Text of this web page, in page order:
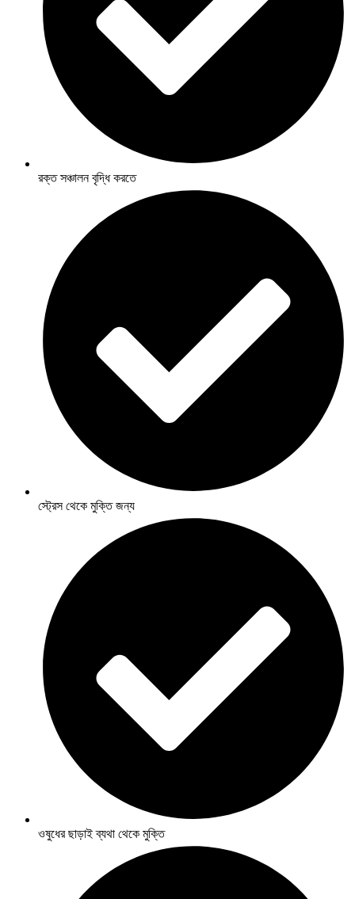
রক্ত সঞ্চালন বৃদ্ধি করতে
স্ট্রেস থেকে মুক্তি জন্য
ওষুধের ছাড়াই ব্যথা থেকে মুক্তি